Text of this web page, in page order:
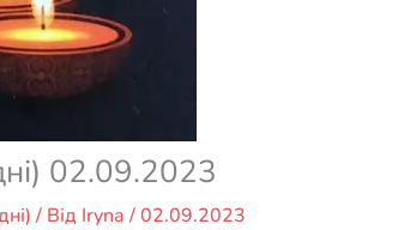
02.09.2023
/ Від Iryna /02.09.2023